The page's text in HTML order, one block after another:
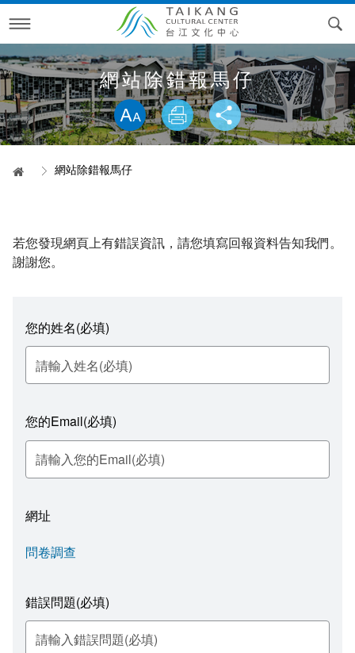
跳
到
主
要
內
容訊息專區
最新消息
電子文宣
電子文宣品
精彩片段
RSS訂閱
活動月曆
專案活動
台江文化季
2025台江文化季—與鯤共遊
2023台江文化季—建庄二百年
2022台江文化季
2021台江文化季
2020台江文化季
台江大戲
開館試營運活動
開幕季活動
開江紀藝術裝置展&棲身的港灣
參觀資訊
空間環景
開放時間
問答集錦
科長信箱進度查詢
表單下載
問卷調查
相關連結
檔期申請
歷史沿革
園區建物介紹
台南社區大學台江分校創校願景
大事紀
大廟興學
台江文化季
國立台江國家公園
國立臺灣歷史博物館
網站除錯報馬仔
略過字型切換，社群分享工具列
首頁 網站除錯報馬仔
若您發現網頁上有錯誤資訊，請您填寫回報資料告知我們。
謝謝您。
您的姓名(必填)
您的Email(必填)
網址
問卷調查
錯誤問題(必填)